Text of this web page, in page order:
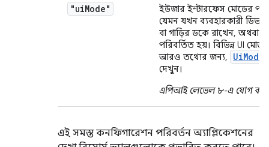
"uiMode"
ইউজার ইন্টারফেস মোডের
যেমন যখন ব্যবহারকারী
বা গাড়ির ডকে রাখেন, অথবা
পরিবর্তিত হয়। বিভিন্ন UI মোড
আরও তথ্যের জন্য,
UiMode
দেখুন।
এপিআই লেভেল ৮-এ যোগ করা
এই সমস্ত কনফিগারেশন পরিবর্তন অ্যাপ্লিকেশনের